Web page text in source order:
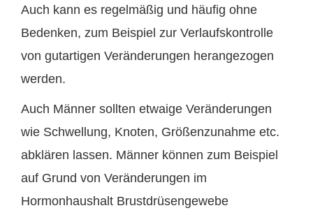
Auch kann es regelmäßig und häufig ohne
Bedenken, zum Beispiel zur Verlaufskontrolle
von gutartigen Veränderungen herangezogen
werden.
Auch Männer sollten etwaige Veränderungen
wie Schwellung, Knoten, Größenzunahme etc.
abklären lassen. Männer können zum Beispiel
auf Grund von Veränderungen im
Hormonhaushalt Brustdrüsengewebe